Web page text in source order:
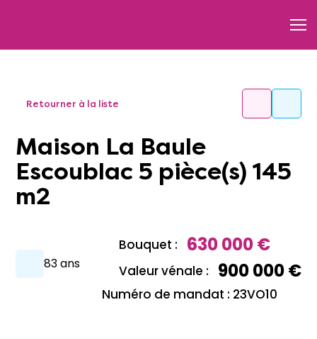
Retourner à la liste
Maison La Baule
Escoublac 5 pièce(s) 145
m2
83 ans
Bouquet : 630 000 €
Valeur vénale : 900 000 €
Numéro de mandat : 23VO10